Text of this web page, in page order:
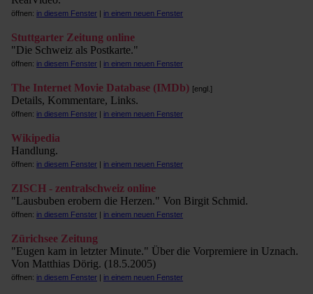
öffnen: in diesem Fenster | in einem neuen Fenster
Stuttgarter Zeitung online
"Die Schweiz als Postkarte."
öffnen: in diesem Fenster | in einem neuen Fenster
The Internet Movie Database (IMDb) [engl.]
Details, Kommentare, Links.
öffnen: in diesem Fenster | in einem neuen Fenster
Wikipedia
Handlung.
öffnen: in diesem Fenster | in einem neuen Fenster
ZISCH - zentralschweiz online
"Lausbuben erobern die Herzen." Von Birgit Schmid.
öffnen: in diesem Fenster | in einem neuen Fenster
Zürichsee Zeitung
"Eugen kam in letzter Minute." Über die Vorpremiere in Uznach.
Von Matthias Dörig. (18.5.2005)
öffnen: in diesem Fenster | in einem neuen Fenster